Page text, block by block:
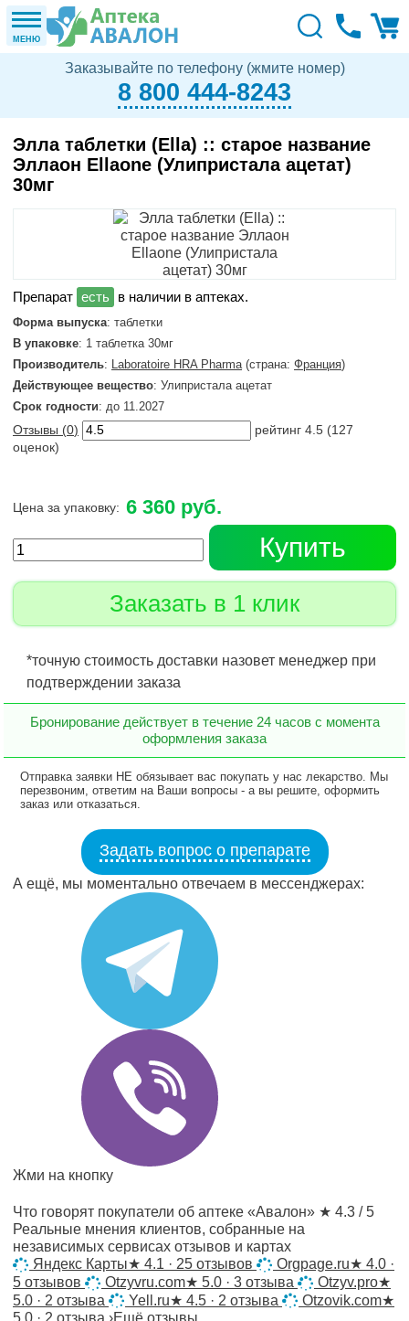
МЕНЮ
Заказывайте по телефону (жмите номер)
8 800 444-8243
Элла таблетки (Ella) :: старое название
Эллаон Ellaone (Улипристала ацетат)
30мг
в наличии в аптеках.
Форма выпуска: таблетки
В упаковке: 1 таблетка 30мг
Производитель: Laboratoire HRA Pharma(страна: Франция)
Действующее вещество: Улипристала ацетат
Срок годности: до 11.2027
Отзывы (0) рейтинг 4.5 (127
оценок)
Цена за упаковку: 6 360 руб.
Купить
Заказать в 1 клик
*точную стоимость доставки назовет менеджер при
подтверждении заказа
Бронирование действует в течение 24 часов с момента
оформления заказа
Отправка заявки НЕ обязывает вас покупать у нас лекарство. Мы
перезвоним, ответим на Ваши вопросы - а вы решите, оформить
заказ или отказаться.
Задать вопрос о препарате
А ещё, мы моментально отвечаем в мессенджерах:
Жми на кнопку
Что говорят покупатели об аптеке «Авалон» ★ 4.3 / 5
Реальные мнения клиентов, собранные на
независимых сервисах отзывов и картах
Яндекс Карты★ 4.1 · 25 отзывов Orgpage.ru★ 4.0 ·
5 отзывов
Otzyvru.com★ 5.0 · 3 отзыва Otzyv.pro★
5.0 · 2 отзыва
Yell.ru★ 4.5 · 2 отзыва Otzovik.com★